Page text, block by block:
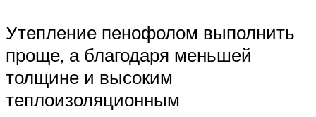
Утепление пенофолом выполнить
проще, а благодаря меньшей
толщине и высоким
теплоизоляционным